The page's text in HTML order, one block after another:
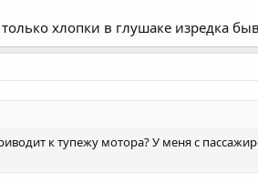
хлопки в глушаке изредка
к тупежу мотора? У меня с